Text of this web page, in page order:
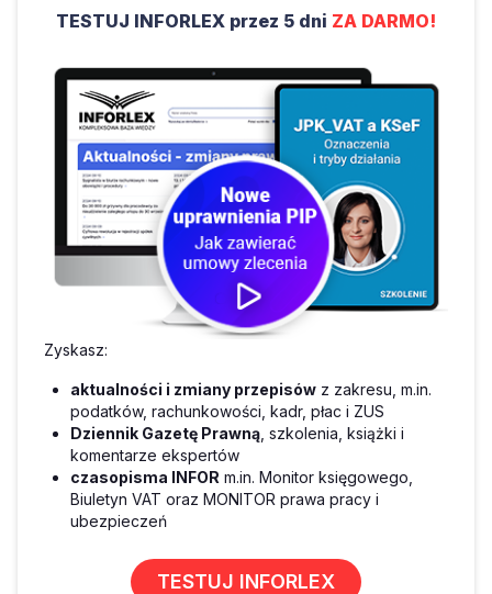
TESTUJ INFORLEX przez 5 dni ZA DARMO!
Zyskasz:
aktualności i zmiany przepisów z zakresu, m.in.
podatków, rachunkowości, kadr, płac i ZUS
Dziennik Gazetę Prawną , szkolenia, książki i
komentarze ekspertów
czasopisma INFOR m.in. Monitor księgowego,
Biuletyn VAT oraz MONITOR prawa pracy i
ubezpieczeń
TESTUJ INFORLEX